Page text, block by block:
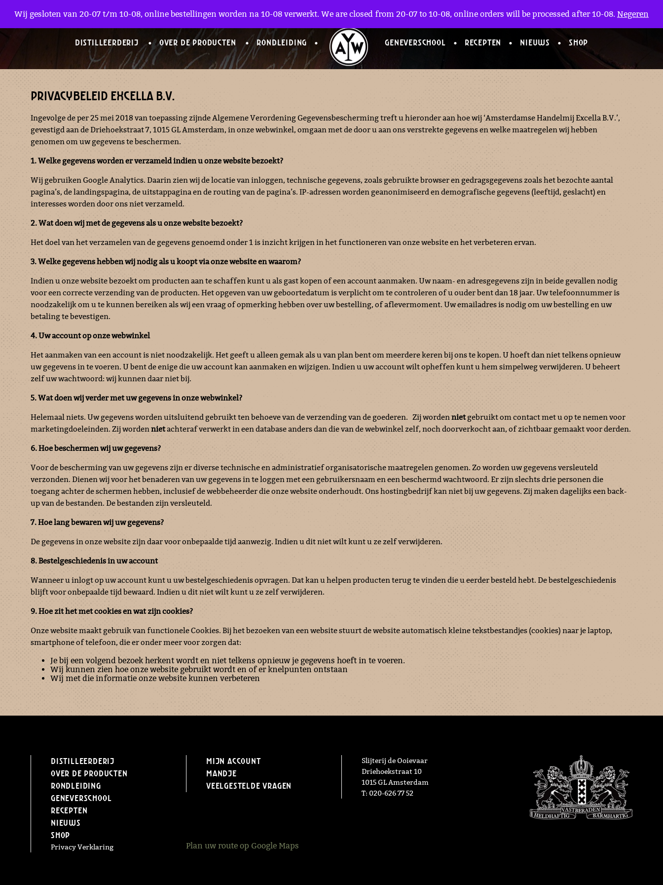
DISTILLEERDERIJ OVER DE PRODUCTEN RONDLEIDING GENEVERSCHOOL RECEPTEN NIEUWS SHOP
PRIVACYBELEID EXCELLA B.V.
Ingevolge de per 25 mei 2018 van toepassing zijnde Algemene Verordening Gegevensbescherming treft u hieronder aan hoe wij ‘Amsterdamse Handelmij Excella B.V.’,
gevestigd aan de Driehoekstraat 7, 1015 GL Amsterdam, in onze webwinkel, omgaan met de door u aan ons verstrekte gegevens en welke maatregelen wij hebben
genomen om uw gegevens te beschermen.
1. Welke gegevens worden er verzameld indien u onze website bezoekt?
Wij gebruiken Google Analytics. Daarin zien wij de locatie van inloggen, technische gegevens, zoals gebruikte browser en gedragsgegevens zoals het bezochte aantal
pagina’s, de landingspagina, de uitstappagina en de routing van de pagina’s. IP-adressen worden geanonimiseerd en demografische gegevens (leeftijd, geslacht) en
interesses worden door ons niet verzameld.
2. Wat doen wij met de gegevens als u onze website bezoekt?
Het doel van het verzamelen van de gegevens genoemd onder 1 is inzicht krijgen in het functioneren van onze website en het verbeteren ervan.
3. Welke gegevens hebben wij nodig als u koopt via onze website en waarom?
Indien u onze website bezoekt om producten aan te schaffen kunt u als gast kopen of een account aanmaken. Uw naam- en adresgegevens zijn in beide gevallen nodig
voor een correcte verzending van de producten. Het opgeven van uw geboortedatum is verplicht om te controleren of u ouder bent dan 18 jaar. Uw telefoonnummer is
noodzakelijk om u te kunnen bereiken als wij een vraag of opmerking hebben over uw bestelling, of aflevermoment. Uw emailadres is nodig om uw bestelling en uw
betaling te bevestigen.
4. Uw account op onze webwinkel
Het aanmaken van een account is niet noodzakelijk. Het geeft u alleen gemak als u van plan bent om meerdere keren bij ons te kopen. U hoeft dan niet telkens opnieuw
uw gegevens in te voeren. U bent de enige die uw account kan aanmaken en wijzigen. Indien u uw account wilt opheffen kunt u hem simpelweg verwijderen. U beheert
zelf uw wachtwoord: wij kunnen daar niet bij.
5. Wat doen wij verder met uw gegevens in onze webwinkel?
Helemaal niets. Uw gegevens worden uitsluitend gebruikt ten behoeve van de verzending van de goederen. Zij wordennietgebruikt om contact met u op te nemen voor
marketingdoeleinden. Zij wordennietachteraf verwerkt in een database anders dan die van de webwinkel zelf, noch doorverkocht aan, of zichtbaar gemaakt voor derden.
6. Hoe beschermen wij uw gegevens?
Voor de bescherming van uw gegevens zijn er diverse technische en administratief organisatorische maatregelen genomen. Zo worden uw gegevens versleuteld
verzonden. Dienen wij voor het benaderen van uw gegevens in te loggen met een gebruikersnaam en een beschermd wachtwoord. Er zijn slechts drie personen die
toegang achter de schermen hebben, inclusief de webbeheerder die onze website onderhoudt. Ons hostingbedrijf kan niet bij uw gegevens. Zij maken dagelijks een back-
up van de bestanden. De bestanden zijn versleuteld.
7. Hoe lang bewaren wij uw gegevens?
De gegevens in onze website zijn daar voor onbepaalde tijd aanwezig. Indien u dit niet wilt kunt u ze zelf verwijderen.
8. Bestelgeschiedenis in uw account
Wanneer u inlogt op uw account kunt u uw bestelgeschiedenis opvragen. Dat kan u helpen producten terug te vinden die u eerder besteld hebt. De bestelgeschiedenis
blijft voor onbepaalde tijd bewaard. Indien u dit niet wilt kunt u ze zelf verwijderen.
9. Hoe zit het met cookies en wat zijn cookies?
Onze website maakt gebruik van functionele Cookies. Bij het bezoeken van een website stuurt de website automatisch kleine tekstbestandjes (cookies) naar je laptop,
smartphone of telefoon, die er onder meer voor zorgen dat:
Je bij een volgend bezoek herkent wordt en niet telkens opnieuw je gegevens hoeft in te voeren.
Wij kunnen zien hoe onze website gebruikt wordt en of er knelpunten ontstaan
Wij met die informatie onze website kunnen verbeteren
Distilleerderij
Over de producten
Rondleiding
Geneverschool
Recepten
Nieuws
Shop
Mijn Account
Mandje
Veelgestelde vragen
Slijterij de Ooievaar
Driehoekstraat 10
1015 GL Amsterdam
T: 020-626 77 52
Privacy Verklaring Plan uw route op Google Maps
Wij gesloten van 20-07 t/m 10-08, online bestellingen worden na 10-08 verwerkt. We are closed from 20-07 to 10-08, online orders will be processed after 10-08. Negeren